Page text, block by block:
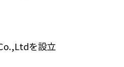
を設立